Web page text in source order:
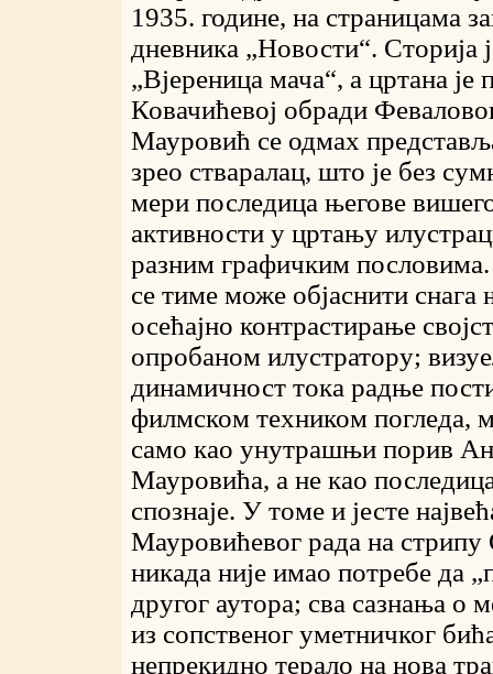
1935. године, на страницама
дневника „Новости“. Сторија
„Вјереница мача“, а цртана је
Ковачићевој обради
Мауровић се одмах
зрео стваралац, што је без
мери последица његове
активности у цртању
разним графичким
се тиме може објаснити снага
осећајно контрастирање
опробаном илустратору;
динамичност тока радње
филмском техником погледа,
само као унутрашњи порив
Мауровића, а не као
спознаје. У томе и јесте
Мауровићевог рада на стрипу
никада није имао потребе да
другог аутора; сва сазнања о
из сопственог уметничког
непрекидно терало на нова